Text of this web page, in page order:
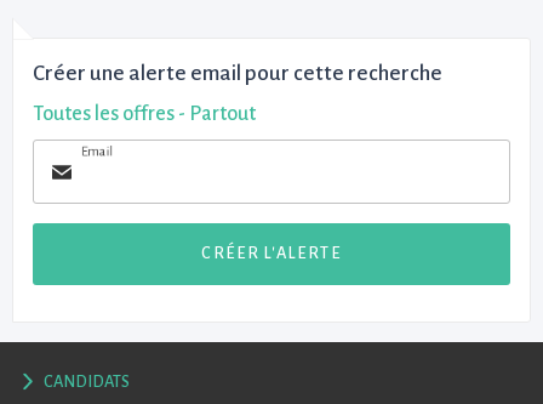
Créer une alerte email pour cette recherche
Toutes les offres - Partout
Email
CRÉER L'ALERTE
CANDIDATS